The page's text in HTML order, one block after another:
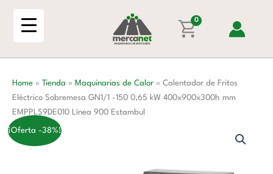
0
Home » Tienda » Maquinarias de Calor » Calentador de Fritos
Eléctrico Sobremesa GN1/1 -150 0,65 kW 400x900x300h mm
EMPPLS9DE010 Línea 900 Estambul
¡Oferta -38%!
Sobremesa
GN1/1
-150
kW
400x900x300h
mm
EMPPLS9DE010
Línea